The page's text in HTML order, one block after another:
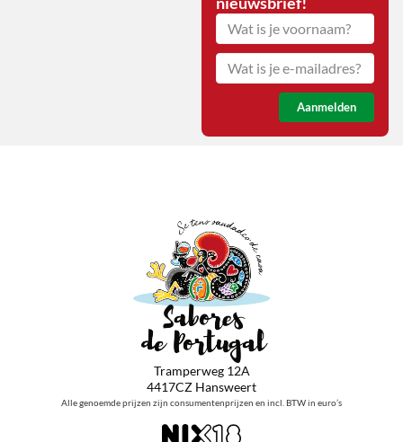
Aanmelden
Tramperweg 12A
4417CZ Hansweert
Alle genoemde prijzen zijn consumentenprijzen en incl. BTW in euro’s